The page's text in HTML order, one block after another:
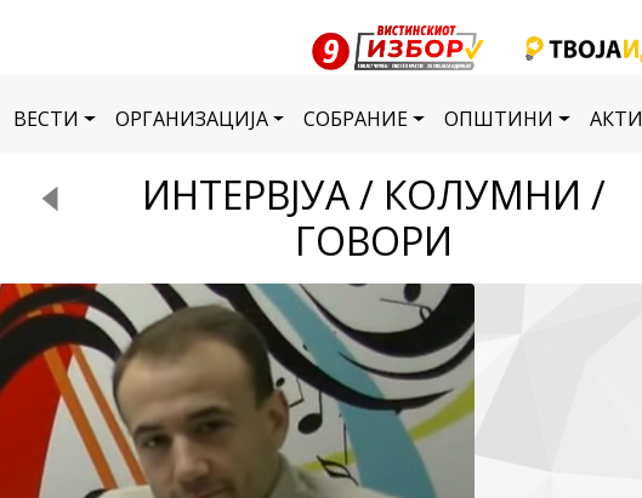
ВЕСТИ ОРГАНИЗАЦИЈА СОБРАНИЕ ОПШТИНИ АКТИ
ИНТЕРВЈУА / КОЛУМНИ /
ГОВОРИ